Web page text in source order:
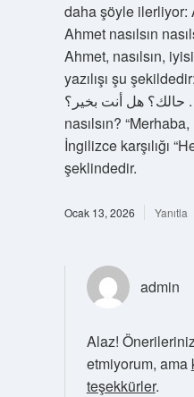
daha şöyle ilerliyor:
Ahmet nasılsın
Ahmet, nasılsın,
yazılışı şu şekildedir: مرحبا أمحمد، كيف
حالك؟ هل أنت بخير؟ . İngilizce’de nasılsın
nasılsın?
İngilizce karşılığı
şeklindedir.
Ocak 13, 2026 Yanıtla
admin
Alaz!
etmiyorum, ama
teşekkürler.